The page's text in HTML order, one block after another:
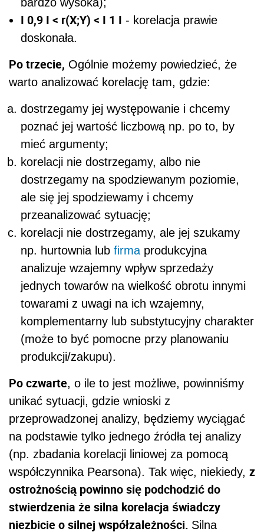
I 0,9 I < r(X;Y) < I 1 I - korelacja prawie
doskonała.
Po trzecie, Ogólnie możemy powiedzieć, że
warto analizować korelację tam, gdzie:
dostrzegamy jej występowanie i chcemy
poznać jej wartość liczbową np. po to, by
mieć argumenty;
korelacji nie dostrzegamy, albo nie
dostrzegamy na spodziewanym poziomie,
ale się jej spodziewamy i chcemy
przeanalizować sytuację;
korelacji nie dostrzegamy, ale jej szukamy
np. hurtownia lub firma produkcyjna
analizuje wzajemny wpływ sprzedaży
jednych towarów na wielkość obrotu innymi
towarami z uwagi na ich wzajemny,
komplementarny lub substytucyjny charakter
(może to być pomocne przy planowaniu
produkcji/zakupu).
Po czwarte, o ile to jest możliwe, powinniśmy
unikać sytuacji, gdzie wnioski z
przeprowadzonej analizy, będziemy wyciągać
na podstawie tylko jednego źródła tej analizy
(np. zbadania korelacji liniowej za pomocą
współczynnika Pearsona). Tak więc, niekiedy, z
ostrożnością powinno się podchodzić do
stwierdzenia że silna korelacja świadczy
niezbicie o silnej współzależności. Silna